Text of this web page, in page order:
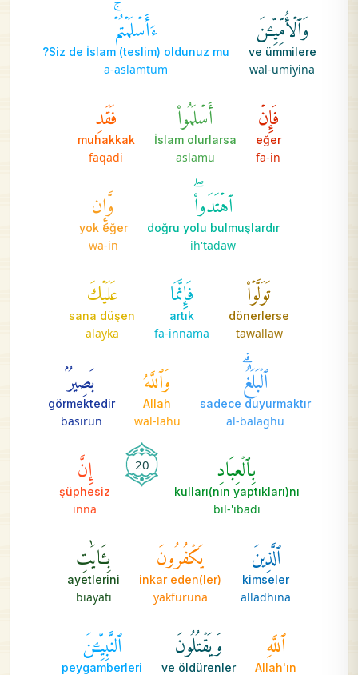
وَٱلۡأُمِّيِّـۧنَ
ve ümmilere
wal-umiyina
ءَأَسۡلَمۡتُمۡۚ
Siz de İslam (teslim) oldunuz mu?
a-aslamtum
فَإِنۡ
eğer
fa-in
أَسۡلَمُواْ
İslam olurlarsa
aslamu
فَقَدِ
muhakkak
faqadi
ٱهۡتَدَواْۖ
doğru yolu bulmuşlardır
ih'tadaw
وَّإِن
yok eğer
wa-in
تَوَلَّوۡاْ
dönerlerse
tawallaw
فَإِنَّمَا
artık
fa-innama
عَلَيۡكَ
sana düşen
alayka
ٱلۡبَلَٰغُۗ
sadece duyurmaktır
al-balaghu
وَٱللَّهُ
Allah
wal-lahu
بَصِيرُۢ
görmektedir
basirun
بِٱلۡعِبَادِ
kulları(nın yaptıkları)nı
bil-'ibadi
20 إِنَّ
şüphesiz
inna
ٱلَّذِينَ
kimseler
alladhina
يَكۡفُرُونَ
inkar eden(ler)
yakfuruna
بِـَٔايَٰتِ
ayetlerini
biayati
ٱللَّهِ
Allah'ın
وَيَقۡتُلُونَ
ve öldürenler
ٱلنَّبِيِّـۧنَ
peygamberleri